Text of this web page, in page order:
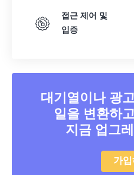
접근 제어 및
입증
대기열이나 광
일을 변환하
지금 업그
가입